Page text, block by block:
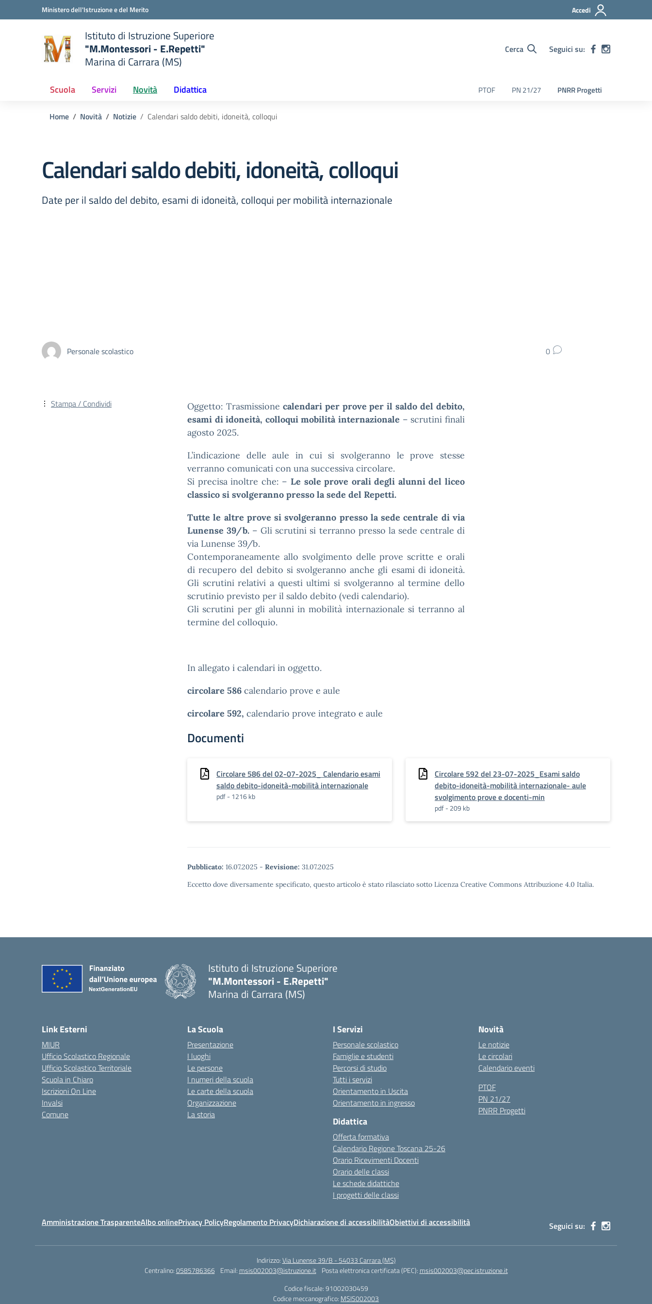
Vai ai contenuti
Vai al menu di navigazioneMinistero dell'Istruzione e del Merito Accedi
Istituto di Istruzione Superiore
"M.Montessori - E.Repetti"
Marina di Carrara (MS)
Cerca Seguici su:
Scuola Servizi Novità Didattica PTOF PN 21/27 PNRR Progetti
Home Novità Notizie Calendari saldo debiti, idoneità, colloqui
Calendari saldo debiti, idoneità, colloqui
Date per il saldo del debito, esami di idoneità, colloqui per mobilità internazionale
Personale scolastico 0
Oggetto: Trasmissione calendari per prove per il saldo del debito,
esami di idoneità, colloqui mobilità internazionale – scrutini finali
agosto 2025.
L’indicazione delle aule in cui si svolgeranno le prove stesse
verranno comunicati con una successiva circolare.
Si precisa inoltre che: – Le sole prove orali degli alunni del liceo
classico si svolgeranno presso la sede del Repetti.
Tutte le altre prove si svolgeranno presso la sede centrale di via
Lunense 39/b. – Gli scrutini si terranno presso la sede centrale di
via Lunense 39/b.
Contemporaneamente allo svolgimento delle prove scritte e orali
di recupero del debito si svolgeranno anche gli esami di idoneità.
Gli scrutini relativi a questi ultimi si svolgeranno al termine dello
scrutinio previsto per il saldo debito (vedi calendario).
Gli scrutini per gli alunni in mobilità internazionale si terranno al
termine del colloquio.
In allegato i calendari in oggetto.
circolare 586 calendario prove e aule
circolare 592, calendario prove integrato e aule
Documenti
Circolare 586 del 02-07-2025_ Calendario esami
saldo debito-idoneità-mobilità internazionale
pdf - 1216 kb
Circolare 592 del 23-07-2025_Esami saldo
debito-idoneità-mobilità internazionale- aule
svolgimento prove e docenti-min
pdf - 209 kb
Pubblicato: 16.07.2025 - Revisione: 31.07.2025
Eccetto dove diversamente specificato, questo articolo è stato rilasciato sotto Licenza Creative Commons Attribuzione 4.0 Italia.
Stampa / Condividi
Istituto di Istruzione Superiore
"M.Montessori - E.Repetti"
Marina di Carrara (MS)
Link Esterni
MIUR
Ufficio Scolastico Regionale
Ufficio Scolastico Territoriale
Scuola in Chiaro
Iscrizioni On Line
Invalsi
Comune
La Scuola
Presentazione
I luoghi
Le persone
I numeri della scuola
Le carte della scuola
Organizzazione
La storia
I Servizi
Personale scolastico
Famiglie e studenti
Percorsi di studio
Tutti i servizi
Orientamento in Uscita
Orientamento in ingresso
Didattica
Offerta formativa
Calendario Regione Toscana 25-26
Orario Ricevimenti Docenti
Orario delle classi
Le schede didattiche
I progetti delle classi
Novità
Le notizie
Le circolari
Calendario eventi
PTOF
PN 21/27
PNRR Progetti
Amministrazione TrasparenteAlbo onlinePrivacy PolicyRegolamento PrivacyDichiarazione di accessibilitàObiettivi di accessibilità Seguici su:
Indirizzo:Via Lunense 39/B - 54033 Carrara (MS)
Centralino:0585786366 Email: msis002003@istruzione.it Posta elettronica certificata (PEC): msis002003@pec.istruzione.it
Codice fiscale: 91002030459
Codice meccanografico: MSIS002003